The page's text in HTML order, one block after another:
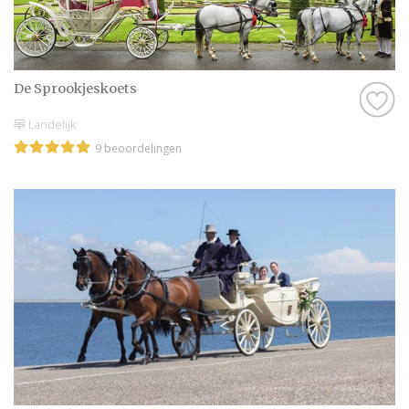
natuurlijk best wel belangrijk. Als je geen
goed gevoel hebt bij een professional, of het
klikt gewoon net even niet helemaal goed,
dan zijn er nog genoeg andere professionals
in Leusden te vinden, dus daar hoef je je echt
geen zorgen over te maken.
zoekmachine voor de leukste Trouwkoets in
Leusden, of kruip met een kop thee op de
bank en scroll door onze leuke inspiratie-
artikelen heen. Droom alvast weg bij de
prachtige foto’s en sfeerbeelden en denk je
in hoe geweldig jullie bruiloft wordt met
behulp van alle informatie op Trouwen.nl!
Wij wensen jullie alvast een geweldige tijd
toe!
De Sprookjeskoets
Landelijk
9 beoordelingen